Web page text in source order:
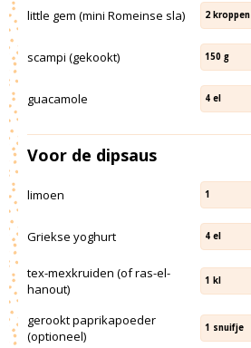
little gem (mini Romeinse sla) 2 kroppen
scampi (gekookt) 150 g
guacamole 4 el
Voor de dipsaus
limoen 1
Griekse yoghurt 4 el
tex-mexkruiden (of ras-el-
hanout)
1 kl
gerookt paprikapoeder
(optioneel)
1 snuifje